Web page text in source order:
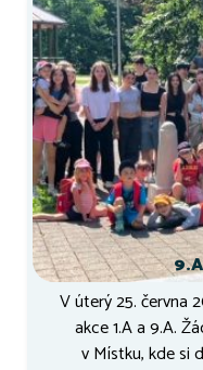
V úterý 25. června
akce 1.A a 9.A.
v Místku, kde si